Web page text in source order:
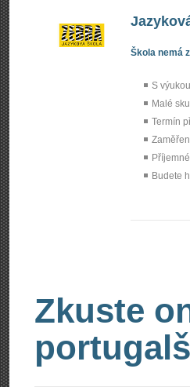
Škola nemá
S
Malé
Termín
Budete
Zkuste